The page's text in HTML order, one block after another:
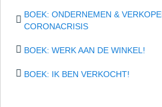
BOEK: ONDERNEMEN &
CORONACRISIS
BOEK: WERK AAN DE WINKEL!
BOEK: IK BEN VERKOCHT!